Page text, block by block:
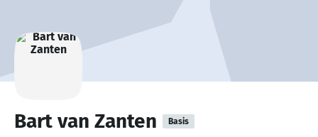
Bart van Zanten Basis